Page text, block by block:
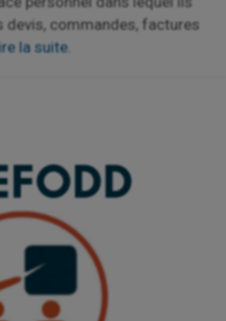
devis, commandes, factures
la suite.